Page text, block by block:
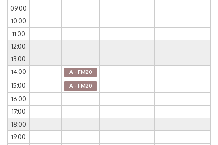
09:00
10:00
11:00
12:00
13:00
14:00
A - FM20
15:00 A - FM20
16:00
17:00
18:00
19:00